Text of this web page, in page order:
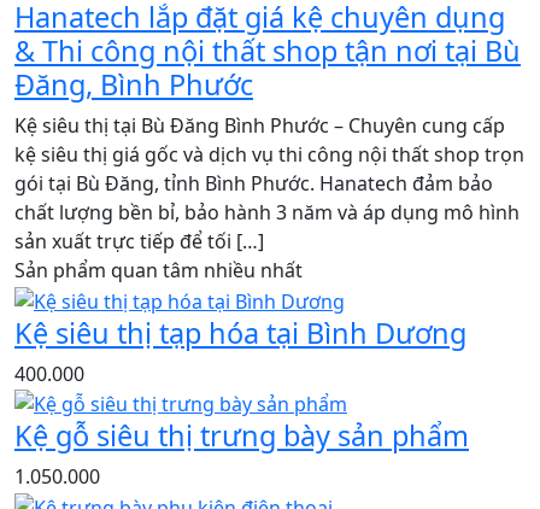
Hanatech lắp đặt giá kệ chuyên dụng
& Thi công nội thất shop tận nơi tại Bù
Đăng, Bình Phước
Kệ siêu thị tại Bù Đăng Bình Phước – Chuyên cung cấp
kệ siêu thị giá gốc và dịch vụ thi công nội thất shop trọn
gói tại Bù Đăng, tỉnh Bình Phước. Hanatech đảm bảo
chất lượng bền bỉ, bảo hành 3 năm và áp dụng mô hình
sản xuất trực tiếp để tối […]
Sản phẩm quan tâm nhiều nhất
Kệ siêu thị tạp hóa tại Bình Dương
400.000
Kệ gỗ siêu thị trưng bày sản phẩm
1.050.000